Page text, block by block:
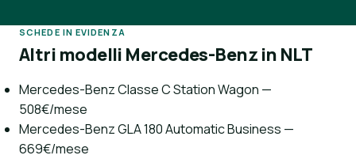
SCHEDE IN EVIDENZA
Altri modelli Mercedes-Benz in NLT
Mercedes-Benz Classe C Station Wagon —
508€/mese
Mercedes-Benz GLA 180 Automatic Business —
669€/mese